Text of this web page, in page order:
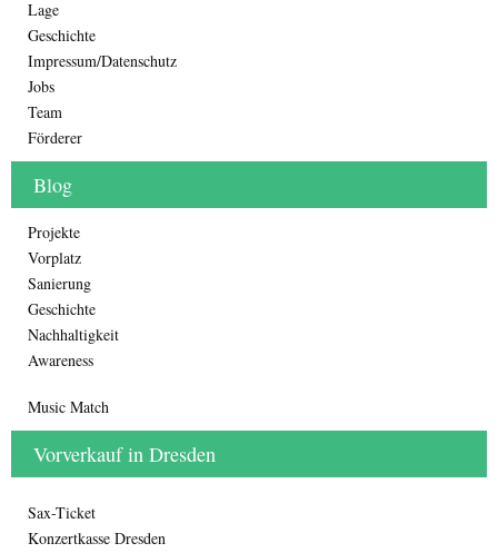
Lage
Geschichte
Impressum/Datenschutz
Jobs
Team
Förderer
Blog
Projekte
Vorplatz
Sanierung
Geschichte
Nachhaltigkeit
Awareness
Music Match
Vorverkauf in Dresden
Sax-Ticket
Konzertkasse Dresden